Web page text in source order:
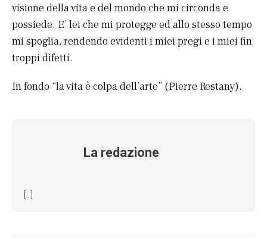
visione della vita e del mondo che mi circonda e
possiede. E’ lei che mi protegge ed allo stesso tempo
mi spoglia, rendendo evidenti i miei pregi e i miei fin
troppi difetti.
In fondo “la vita è colpa dell’arte” (Pierre Restany).
La redazione
[...]